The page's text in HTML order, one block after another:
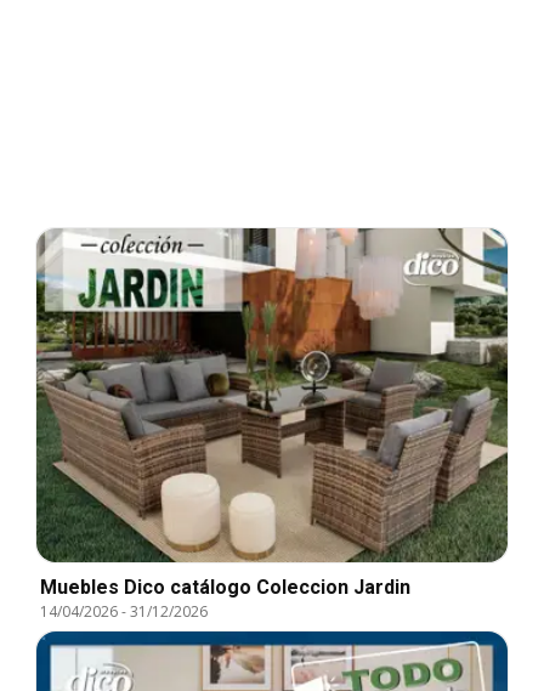
Muebles Dico catálogo Coleccion Jardin
14/04/2026-31/12/2026